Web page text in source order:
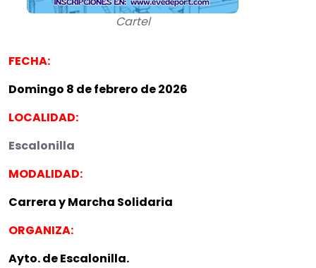
Cartel
FECHA:
Domingo 8 de febrero de 2026
LOCALIDAD:
Escalonilla
MODALIDAD:
Carrera y Marcha Solidaria
ORGANIZA:
Ayto. de Escalonilla.